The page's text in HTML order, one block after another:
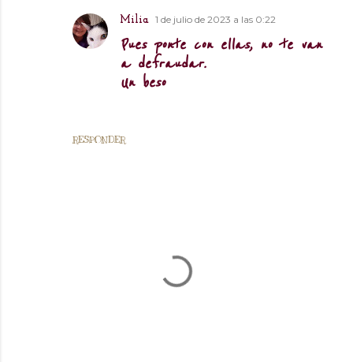
RESPONDER
Milia 1 de julio de 2023 a las 0:22
Pues ponte con ellas, no te van
a defraudar.
Un beso